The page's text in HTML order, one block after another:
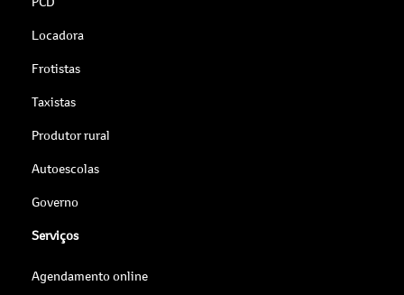
Locadora
Frotistas
Taxistas
Produtor rural
Autoescolas
Governo
Serviços
Agendamento online